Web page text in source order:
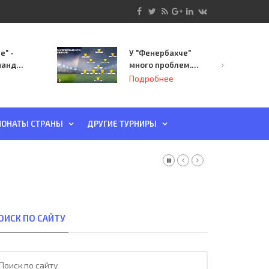
-
У "Фенербахче"
много проблем.
Но он опасен для
Подробнее
СТРАНЫ ДРУГИЕ ТУРНИРЫ
ПО САЙТУ